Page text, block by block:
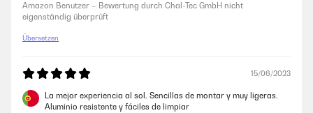
Amazon Benutzer – Bewertung durch Chal-Tec GmbH nicht
eigenständig überprüft
Übersetzen
15/06/2023
La mejor experiencia al sol. Sencillas de montar y muy ligeras.
Aluminio resistente y fáciles de limpiar